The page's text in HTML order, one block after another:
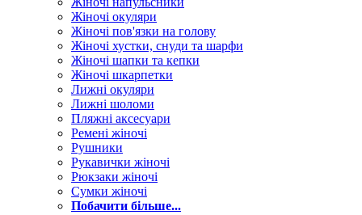
Жіночі окуляри
Жіночі пов'язки на голову
Жіночі хустки, снуди та шарфи
Жіночі шапки та кепки
Жіночі шкарпетки
Лижні окуляри
Лижні шоломи
Пляжні аксесуари
Ремені жіночі
Рушники
Рукавички жіночі
Рюкзаки жіночі
Сумки жіночі
Побачити більше...